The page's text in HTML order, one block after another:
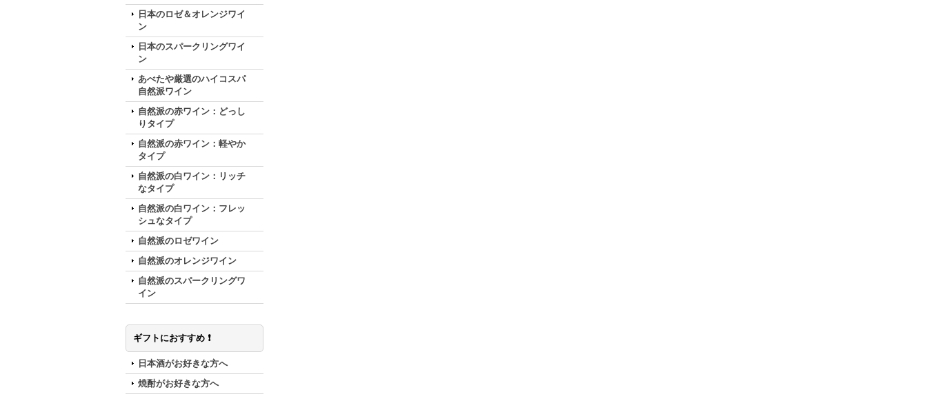
日本のロゼ＆オレンジワイ
ン
日本のスパークリングワイ
ン
あべたや厳選のハイコスパ
自然派ワイン
自然派の赤ワイン：どっし
りタイプ
自然派の赤ワイン：軽やか
タイプ
自然派の白ワイン：リッチ
なタイプ
自然派の白ワイン：フレッ
シュなタイプ
自然派のロゼワイン
自然派のオレンジワイン
自然派のスパークリングワ
イン
ギフトにおすすめ ❗️
日本酒がお好きな方へ
焼酎がお好きな方へ